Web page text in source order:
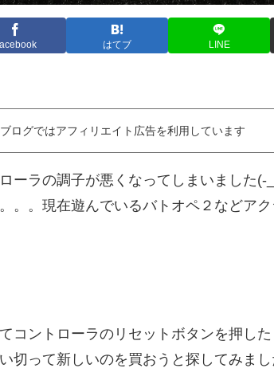
はてブ LINE
ログではアフィリエイト広告を利用しています
ーラの調子が悪くなってしまいました(-
。。現在遊んでいるバトオペ２などア
コントローラのリセットボタンを押し
切って新しいのを買おうと探してみまし